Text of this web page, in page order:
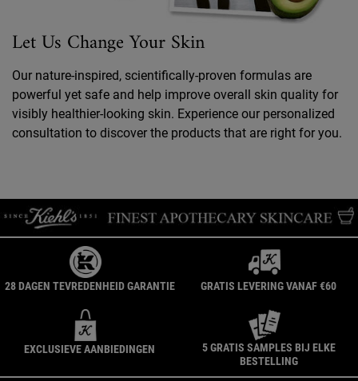
Let Us Change Your Skin
Our nature-inspired, scientifically-proven formulas are
powerful yet safe and help improve overall skin quality for
visibly healthier-looking skin. Experience our personalized
consultation to discover the products that are right for you.
28 DAGEN TEVREDENHEID GARANTIE GRATIS LEVERING VANAF €60
EXCLUSIEVE AANBIEDINGEN
5 GRATIS SAMPLES BIJ ELKE
BESTELLING